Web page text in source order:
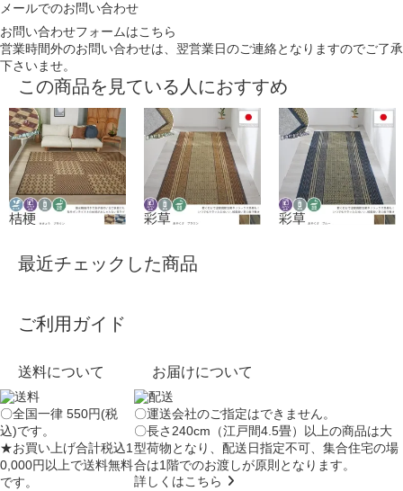
メールでのお問い合わせ
お問い合わせフォームはこちら
営業時間外のお問い合わせは、翌営業日のご連絡となりますのでご了承
下さいませ。
この商品を見ている人におすすめ
最近チェックした商品
ご利用ガイド
送料について
〇全国一律 550円(税
込)です。
★お買い上げ合計税込1
0,000円以上で送料無料
です。
お届けについて
〇運送会社のご指定はできません。
〇長さ240cm（江戸間4.5畳）以上の商品は大
型荷物となり、配送日指定不可、集合住宅の場
合は1階でのお渡しが原則となります。
詳しくはこちら